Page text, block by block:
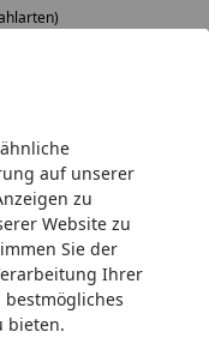
auf unserer
zu
Website zu
Sie der
Ihrer
bieten.
& individuelle Angebote
Anbauten &